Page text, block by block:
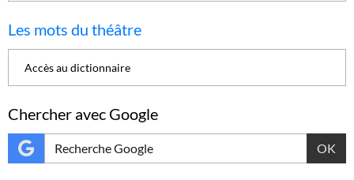
Les mots du théâtre
Accès au dictionnaire
Chercher avec Google
OK